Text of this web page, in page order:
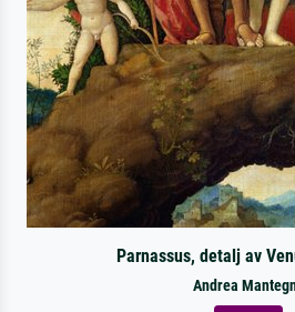
Parnassus, detalj av
Andrea